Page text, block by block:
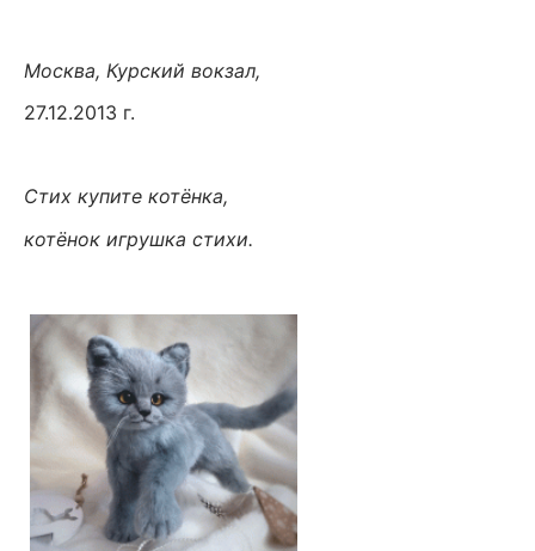
Москва, Курский вокзал,
27.12.2013 г.
Стих купите котёнка,
котёнок игрушка стихи.